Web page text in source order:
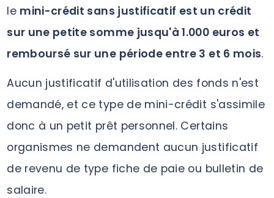
le mini-crédit sans justificatif est un crédit
sur une petite somme jusqu'à 1.000 euros et
remboursé sur une période entre 3 et 6 mois.
Aucun justificatif d'utilisation des fonds n'est
demandé, et ce type de mini-crédit s'assimile
donc à un petit prêt personnel. Certains
organismes ne demandent aucun justificatif
de revenu de type fiche de paie ou bulletin de
salaire.